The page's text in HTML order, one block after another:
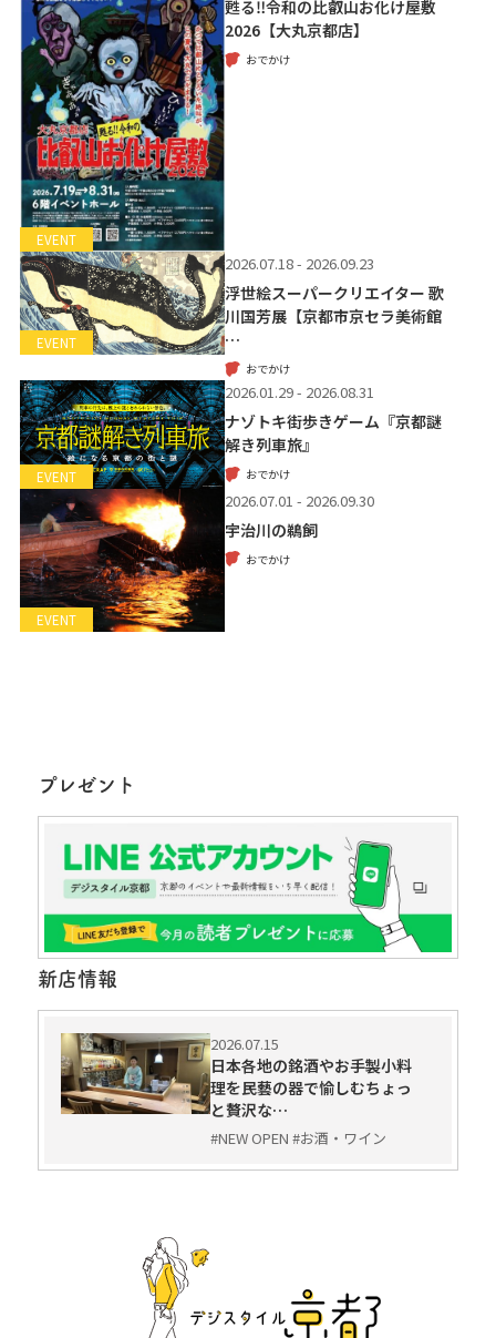
EVENT
甦る‼令和の比叡山お化け屋敷
2026【大丸京都店】
おでかけ
EVENT
2026.07.18 - 2026.09.23
浮世絵スーパークリエイター 歌
川国芳展【京都市京セラ美術館
…
おでかけ
EVENT
2026.01.29 - 2026.08.31
ナゾトキ街歩きゲーム『京都謎
解き列車旅』
おでかけ
EVENT
2026.07.01 - 2026.09.30
宇治川の鵜飼
おでかけ
プレゼント
新店情報
2026.07.15
日本各地の銘酒やお手製小料
理を民藝の器で愉しむちょっ
と贅沢な…
#NEW OPEN #お酒・ワイン